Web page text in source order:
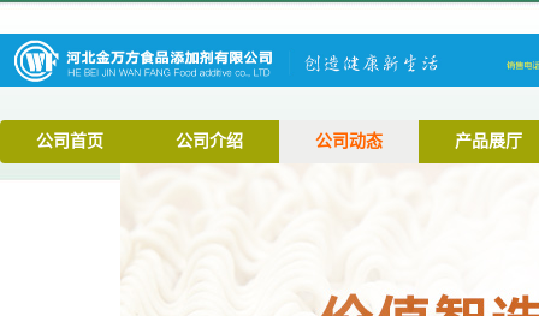
公司首页 公司介绍 公司动态 产品展厅